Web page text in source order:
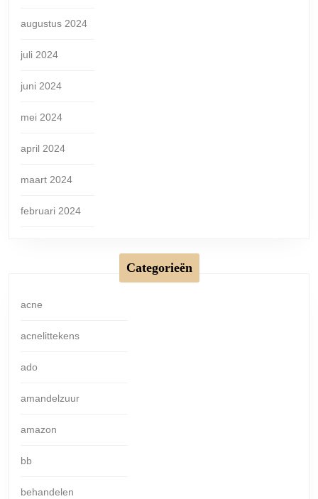
augustus 2024
juli 2024
juni 2024
mei 2024
april 2024
maart 2024
februari 2024
Categorieën
acne
acnelittekens
ado
amandelzuur
amazon
bb
behandelen